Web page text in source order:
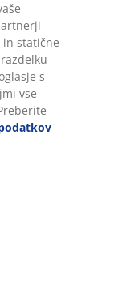
in statične
s
vse